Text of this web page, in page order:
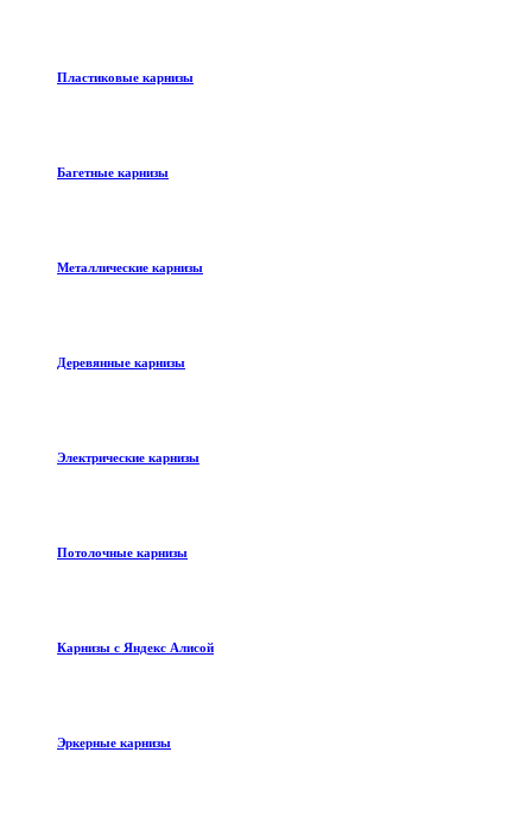
Пластиковые карнизы
Багетные карнизы
Металлические карнизы
Деревянные карнизы
Электрические карнизы
Потолочные карнизы
Карнизы с Яндекс Алисой
Эркерные карнизы